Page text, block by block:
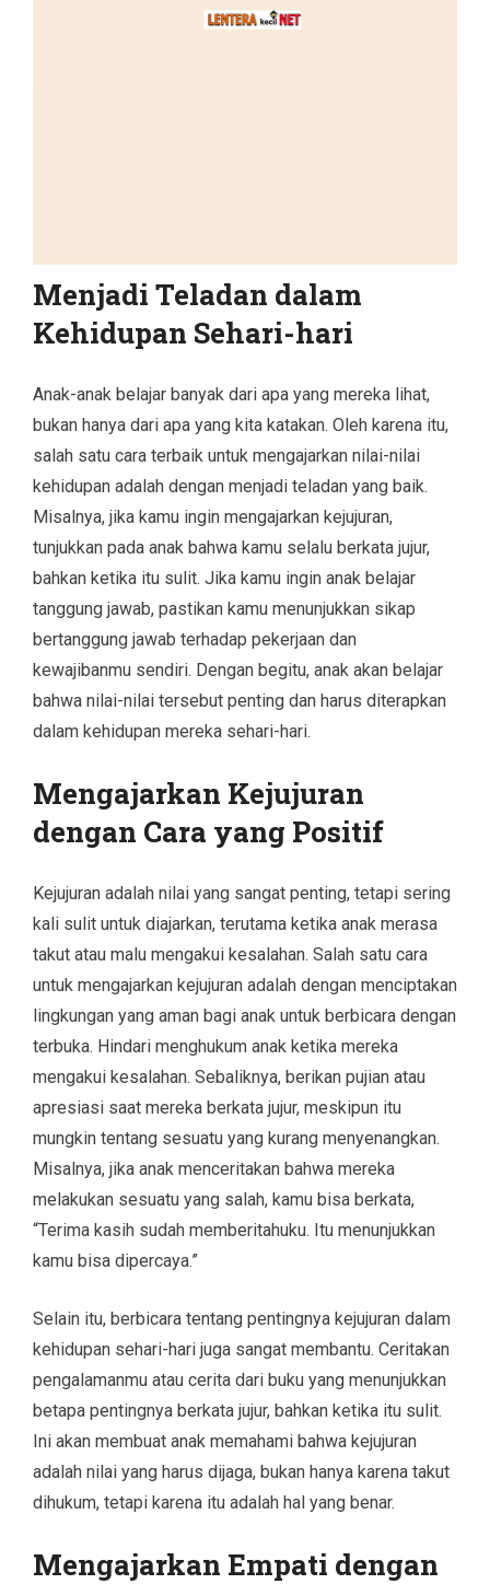
Menjadi Teladan dalam
Kehidupan Sehari-hari
Anak-anak belajar banyak dari apa yang mereka lihat,
bukan hanya dari apa yang kita katakan. Oleh karena itu,
salah satu cara terbaik untuk mengajarkan nilai-nilai
kehidupan adalah dengan menjadi teladan yang baik.
Misalnya, jika kamu ingin mengajarkan kejujuran,
tunjukkan pada anak bahwa kamu selalu berkata jujur,
bahkan ketika itu sulit. Jika kamu ingin anak belajar
tanggung jawab, pastikan kamu menunjukkan sikap
bertanggung jawab terhadap pekerjaan dan
kewajibanmu sendiri. Dengan begitu, anak akan belajar
bahwa nilai-nilai tersebut penting dan harus diterapkan
dalam kehidupan mereka sehari-hari.
Mengajarkan Kejujuran
dengan Cara yang Positif
Kejujuran adalah nilai yang sangat penting, tetapi sering
kali sulit untuk diajarkan, terutama ketika anak merasa
takut atau malu mengakui kesalahan. Salah satu cara
untuk mengajarkan kejujuran adalah dengan menciptakan
lingkungan yang aman bagi anak untuk berbicara dengan
terbuka. Hindari menghukum anak ketika mereka
mengakui kesalahan. Sebaliknya, berikan pujian atau
apresiasi saat mereka berkata jujur, meskipun itu
mungkin tentang sesuatu yang kurang menyenangkan.
Misalnya, jika anak menceritakan bahwa mereka
melakukan sesuatu yang salah, kamu bisa berkata,
“Terima kasih sudah memberitahuku. Itu menunjukkan
kamu bisa dipercaya.”
Selain itu, berbicara tentang pentingnya kejujuran dalam
kehidupan sehari-hari juga sangat membantu. Ceritakan
pengalamanmu atau cerita dari buku yang menunjukkan
betapa pentingnya berkata jujur, bahkan ketika itu sulit.
Ini akan membuat anak memahami bahwa kejujuran
adalah nilai yang harus dijaga, bukan hanya karena takut
dihukum, tetapi karena itu adalah hal yang benar.
Mengajarkan Empati dengan